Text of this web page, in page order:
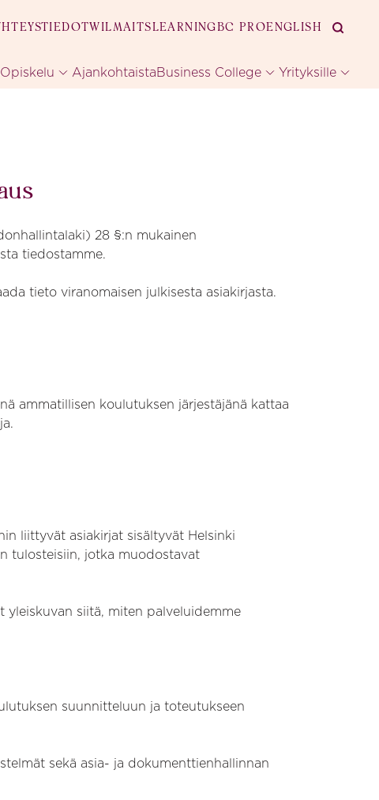
WILMAITSLEARNING BC PROENGLISH
Opiskelu AjankohtaistaBusiness College Yrityksille
28 §:n mukainen
tiedostamme.
tieto viranomaisen julkisesta asiakirjasta.
ammatillisen koulutuksen järjestäjänä kattaa
liittyvät asiakirjat sisältyvät Helsinki
tulosteisiin, jotka muodostavat
yleiskuvan siitä, miten palveluidemme
suunnitteluun ja toteutukseen
sekä asia- ja dokumenttienhallinnan